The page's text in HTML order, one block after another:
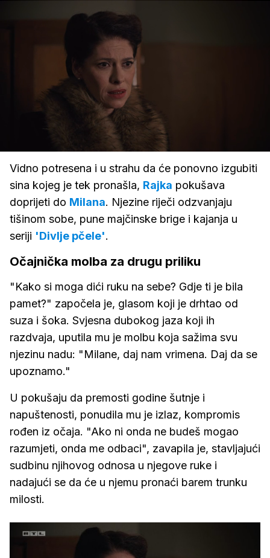
zvuk
Loaded:
100.00%
Vidno potresena i u strahu da će ponovno izgubiti
sina kojeg je tek pronašla, Rajka pokušava
doprijeti do Milana. Njezine riječi odzvanjaju
tišinom sobe, pune majčinske brige i kajanja u
seriji 'Divlje pčele'.
Očajnička molba za drugu priliku
"Kako si moga dići ruku na sebe? Gdje ti je bila
pamet?" započela je, glasom koji je drhtao od
suza i šoka. Svjesna dubokog jaza koji ih
razdvaja, uputila mu je molbu koja sažima svu
njezinu nadu: "Milane, daj nam vrimena. Daj da se
upoznamo."
U pokušaju da premosti godine šutnje i
napuštenosti, ponudila mu je izlaz, kompromis
rođen iz očaja. "Ako ni onda ne budeš mogao
razumjeti, onda me odbaci", zavapila je, stavljajući
sudbinu njihovog odnosa u njegove ruke i
nadajući se da će u njemu pronaći barem trunku
milosti.